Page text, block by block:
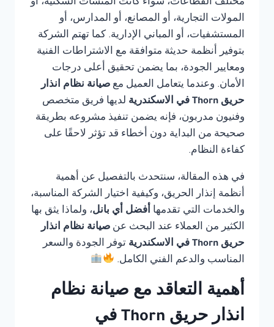
مختلف القطاعات، سواء كانت المنشآت السكنية، أو
المولات التجارية، أو المصانع، أو المدارس، أو
المستشفيات، أو المباني الإدارية. كما تهتم الشركة
بتوفير أنظمة حديثة متوافقة مع الاشتراطات الفنية
ومعايير الجودة، بما يضمن تحقيق أعلى درجات
الأمان. وعندما يتعامل العميل مع صيانة نظام انذار
حريق Thorn في الاسكندرية
لديها فريق متخصص
وفنيون مدربون، فإنه يضمن تنفيذ مشروعه بطريقة
صحيحة من البداية دون أخطاء قد تؤثر لاحقًا على
كفاءة النظام.
في هذه المقالة، سنتحدث بالتفصيل عن أهمية
أنظمة إنذار الحريق، وكيفية اختيار الشركة المناسبة،
والخدمات التي تقدمها أفضل أي بانل، ولماذا يثق بها
الكثير من العملاء عند البحث عن صيانة نظام انذار
حريق Thorn في الاسكندرية
توفر الجودة والسعر
المناسب والدعم الفني الكامل.
أهمية التعاقد مع صيانة نظام
انذار حريق Thorn في